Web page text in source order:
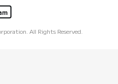
All Rights Reserved.